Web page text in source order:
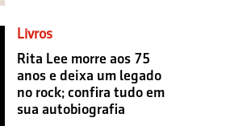
Livros
Rita Lee morre aos 75
anos e deixa um legado
no rock; confira tudo em
sua autobiografia